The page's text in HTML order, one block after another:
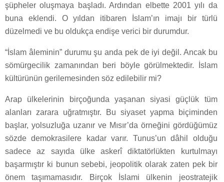
şüpheler oluşmaya başladı. Ardından elbette 2001 yılı da
buna eklendi. O yıldan itibaren İslam’ın imajı bir türlü
düzelmedi ve bu oldukça endişe verici bir durumdur.
“İslam âleminin” durumu şu anda pek de iyi değil. Ancak bu
sömürgecilik zamanından beri böyle görülmektedir. İslam
kültürünün gerilemesinden söz edilebilir mi?
Arap ülkelerinin birçoğunda yaşanan siyasi güçlük tüm
alanları zarara uğratmıştır. Bu siyaset yapma biçiminden
başlar, yolsuzluğa uzanır ve Mısır’da örneğini gördüğümüz
sözde demokrasilere kadar varır. Tunus’un dâhil olduğu
sadece az sayıda ülke askerî diktatörlükten kurtulmayı
başarmıştır ki bunun sebebi, jeopolitik olarak zaten pek bir
önem taşımamasıdır. Birçok İslami ülkenin jeostratejik